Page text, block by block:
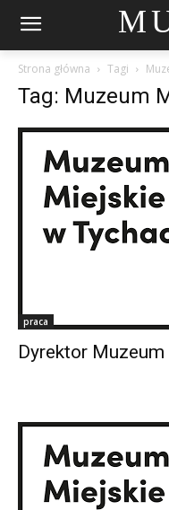
Strona główna Tagi
Tag: Muzeum
praca
Dyrektor